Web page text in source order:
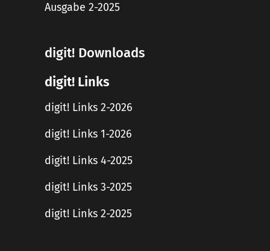
Ausgabe 2-2025
digit! Downloads
digit! Links
digit! Links 2-2026
digit! Links 1-2026
digit! Links 4-2025
digit! Links 3-2025
digit! Links 2-2025